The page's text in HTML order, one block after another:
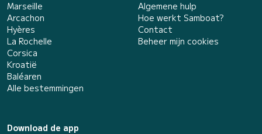
Marseille
Arcachon
Hyères
La Rochelle
Corsica
Kroatië
Baléaren
Alle bestemmingen
Algemene hulp
Hoe werkt Samboat?
Contact
Beheer mijn cookies
Download de app